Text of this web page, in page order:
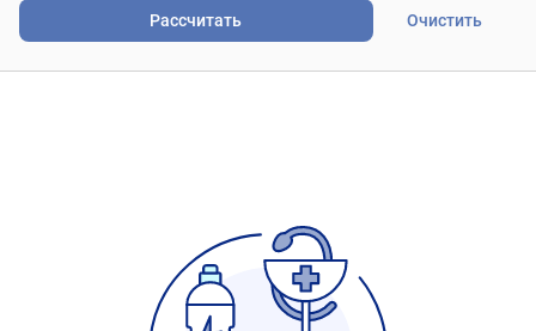
Рассчитать Очистить